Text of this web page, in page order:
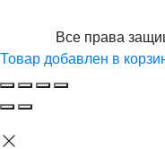
Все права
Товар добавлен в